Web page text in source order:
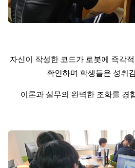
자신이 작성한 코드가 로봇에 즉각
확인하며 학생들은 성취
이론과 실무의 완벽한 조화를 경